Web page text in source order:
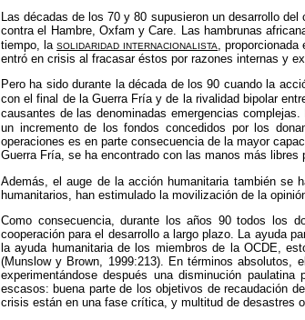
Las décadas de los 70 y 80 supusieron un desarrollo
contra el Hambre, Oxfam y Care. Las hambrunas
tiempo, lasolidaridad internacionalista, proporcionada
entró en crisis al fracasar éstos por razones internas y
Pero ha sido durante la década de los 90 cuando la
con el final de la Guerra Fría y de la rivalidad bipolar
causantes de las denominadas emergencias complejas.
un incremento de los fondos concedidos por los
operaciones es en parte consecuencia de la mayor
Guerra Fría, se ha encontrado con las manos más
Además, el auge de la acción humanitaria también se
humanitarios, han estimulado la movilización de la
Como consecuencia, durante los años 90 todos los
cooperación para el desarrollo a largo plazo. La ayuda
la ayuda humanitaria de los miembros de la OCDE,
(Munslow y Brown, 1999:213). En términos absolutos,
experimentándose después una disminución
escasos: buena parte de los objetivos de recaudación
crisis están en una fase crítica, y multitud de desastres